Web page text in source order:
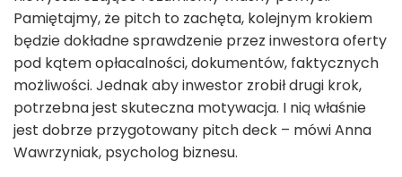
Pamiętajmy, że pitch to zachęta, kolejnym krokiem
będzie dokładne sprawdzenie przez inwestora oferty
pod kątem opłacalności, dokumentów, faktycznych
możliwości. Jednak aby inwestor zrobił drugi krok,
potrzebna jest skuteczna motywacja. I nią właśnie
jest dobrze przygotowany pitch deck – mówi Anna
Wawrzyniak, psycholog biznesu.